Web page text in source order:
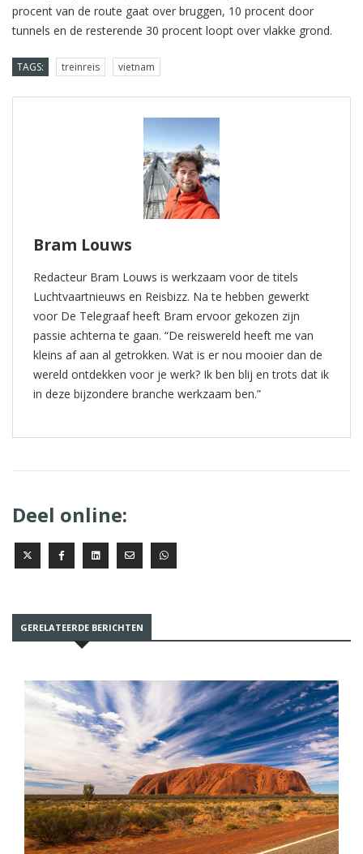
procent van de route gaat over bruggen, 10 procent door
tunnels en de resterende 30 procent loopt over vlakke grond.
TAGS: treinreis vietnam
Bram Louws
Redacteur Bram Louws is werkzaam voor de titels
Luchtvaartnieuws en Reisbizz. Na te hebben gewerkt
voor De Telegraaf heeft Bram ervoor gekozen zijn
passie achterna te gaan. “De reiswereld heeft me van
kleins af aan al getrokken. Wat is er nou mooier dan de
wereld ontdekken voor je werk? Ik ben blij en trots dat ik
in deze bijzondere branche werkzaam ben.”
Deel online:
GERELATEERDE BERICHTEN